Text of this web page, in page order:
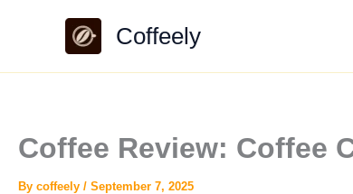
Coffeely
Coffee Review: Coffee
By coffeely / September 7, 2025